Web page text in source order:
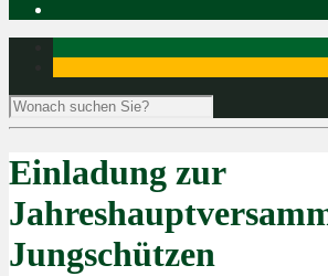
Einladung zur
Jungschützen